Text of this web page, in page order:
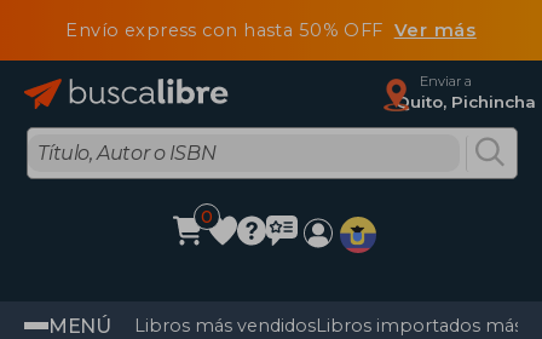
Envío express con hasta 50% OFF Ver más
Enviar a
Quito, Pichincha
0
MENÚ Libros más vendidosLibros importados más